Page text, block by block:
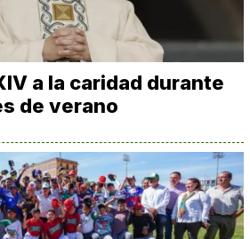
a la caridad durante
de verano